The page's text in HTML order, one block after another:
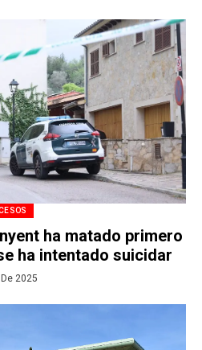
ha matado primero
ha intentado suicidar
2025